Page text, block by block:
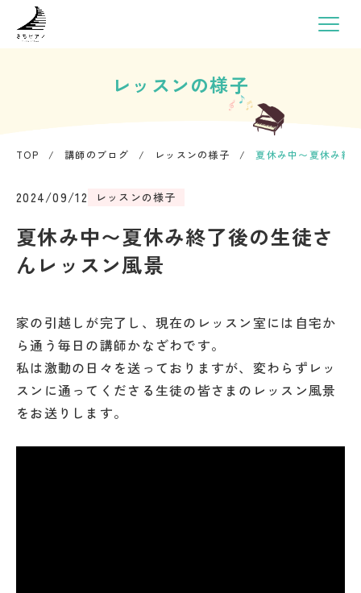
レッスンの様子
TOP / 講師のブログ / レッスンの様子 / 夏休み中〜夏休み終
2024/09/12 レッスンの様子
夏休み中〜夏休み終了後の生徒さ
んレッスン風景
家の引越しが完了し、現在のレッスン室には自宅か
ら通う毎日の講師かなざわです。
私は激動の日々を送っておりますが、変わらずレッ
スンに通ってくださる生徒の皆さまのレッスン風景
をお送りします。